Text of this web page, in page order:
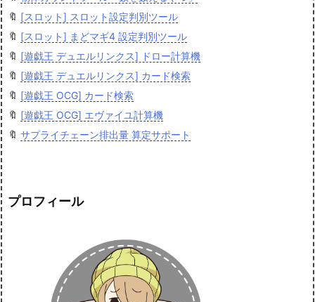
🔖 [スロット] スロット設定判別ツール
🔖 [スロット] まどマギ4 設定判別ツール
🔖 [遊戯王 デュエルリンクス] ドロー計算機
🔖 [遊戯王 デュエルリンクス] カード検索
🔖 [遊戯王 OCG] カード検索
🔖 [遊戯王 OCG] エヴァイユ計算機
🔖 サプライチェーン排出量 算定サポート
プロフィール